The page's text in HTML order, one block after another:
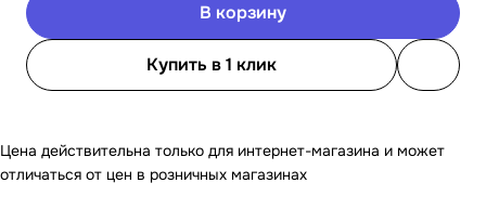
В корзину
Купить в 1 клик
Цена действительна только для интернет-магазина и может
отличаться от цен в розничных магазинах